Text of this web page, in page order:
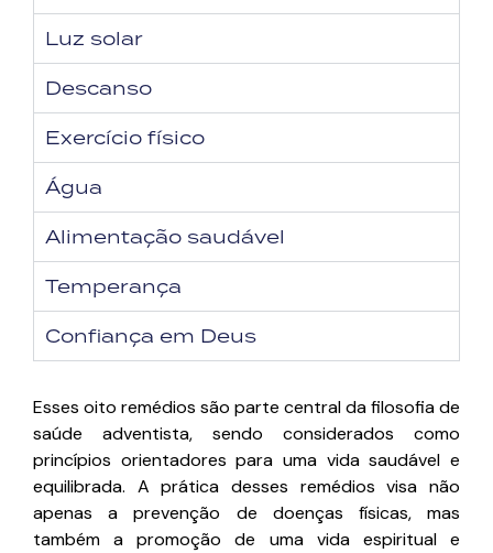
Luz solar
Descanso
Exercício físico
Água
Alimentação saudável
Temperança
Confiança em Deus
Esses oito remédios são parte central da filosofia de
saúde adventista, sendo considerados como
princípios orientadores para uma vida saudável e
equilibrada. A prática desses remédios visa não
apenas a prevenção de doenças físicas, mas
também a promoção de uma vida espiritual e